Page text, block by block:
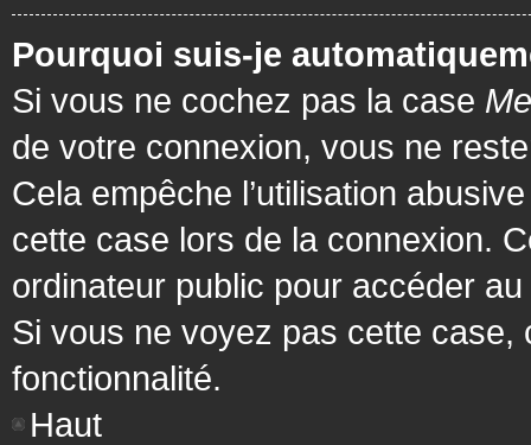
Pourquoi suis-je
Si vous ne cochez pas la case
de votre connexion, vous ne
Cela empêche l’utilisation
cette case lors de la connexion.
ordinateur public pour accéder
Si vous ne voyez pas cette case,
fonctionnalité.
Haut